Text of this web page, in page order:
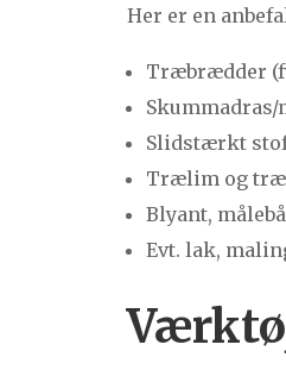
Her er en
Træbrædder
Slidstærkt
Trælim og
Blyant,
Evt. lak,